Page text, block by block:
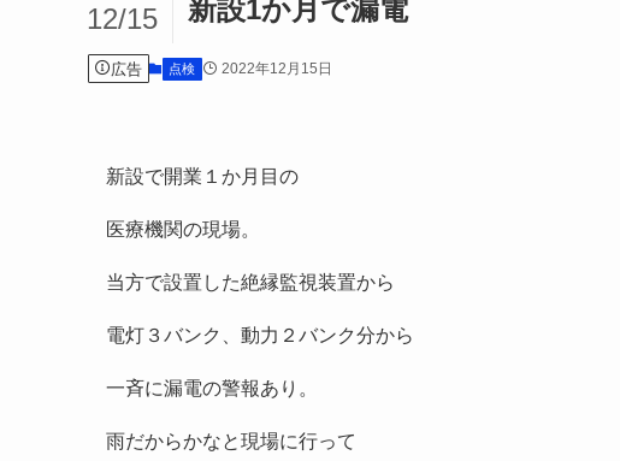
新設1か月で漏電
12/15
広告 点検 2022年12月15日
新設で開業１か月目の
医療機関の現場。
当方で設置した絶縁監視装置から
電灯３バンク、動力２バンク分から
一斉に漏電の警報あり。
雨だからかなと現場に行って